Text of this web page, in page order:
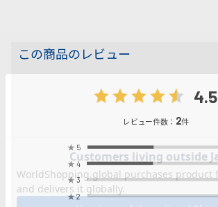
この商品のレビュー
4.5
レビュー件数： 2件
★ 5
★ 4
★ 3
★ 2